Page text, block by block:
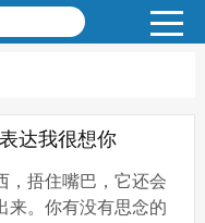
达我很想你
，捂住嘴巴，它还会
来。你有没有思念的